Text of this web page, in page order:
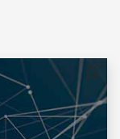
儲存